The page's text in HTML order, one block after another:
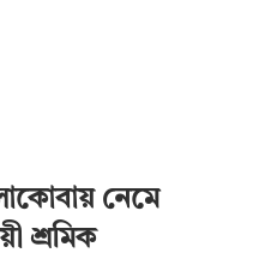
নেমে
শ্রমিক